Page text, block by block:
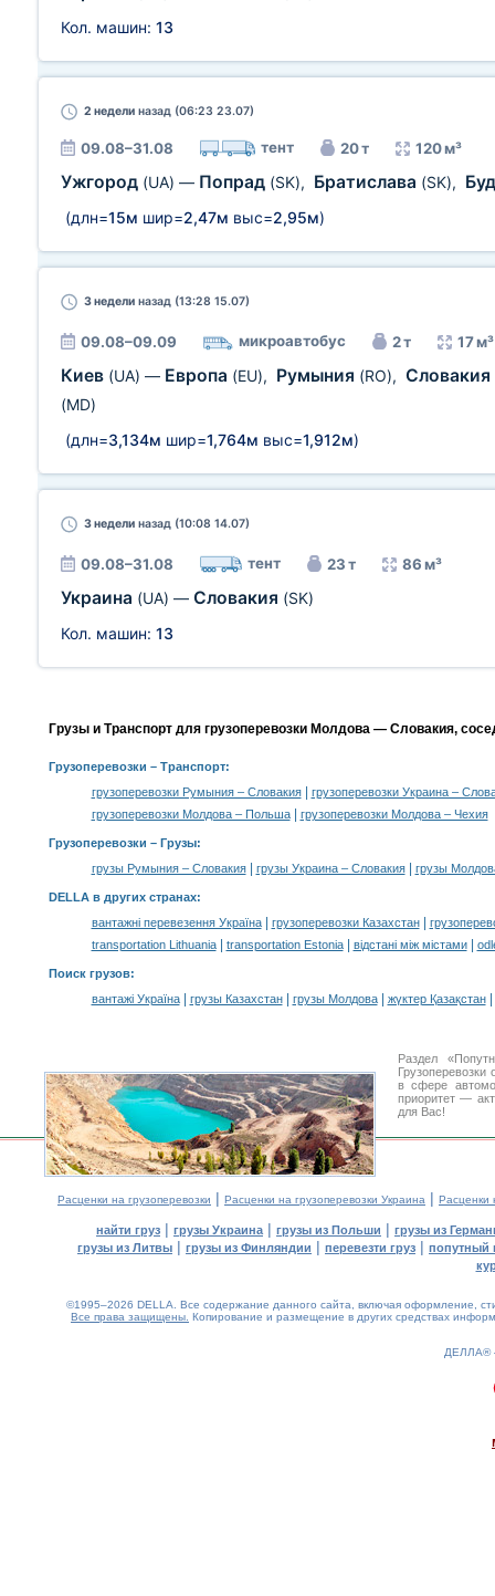
Кол. машин: 13
2 недели назад (06:23 23.07)
09.08–31.08 тент 20 т 120 м³
Ужгород (UA) — Попрад (SK), Братислава (SK),
(длн=15м шир=2,47м выс=2,95м)
3 недели назад (13:28 15.07)
09.08–09.09 микроавтобус 2 т 17 м³
Киев (UA) — Европа (EU), Румыния (RO), Словакия
(MD)
(длн=3,134м шир=1,764м выс=1,912м)
3 недели назад (10:08 14.07)
09.08–31.08 тент 23 т 86 м³
Украина (UA) — Словакия (SK)
Кол. машин: 13
Грузы и Транспорт для грузоперевозки Молдова — Словакия,
Грузоперевозки – Транспорт:
грузоперевозки Румыния – Словакия|
грузоперевозки Украина –
грузоперевозки Молдова – Польша| грузоперевозки Молдова – Чехия
Грузоперевозки – Грузы:
грузы Румыния – Словакия| грузы Украина – Словакия| грузы
DELLA в других странах:
вантажні перевезення Україна| грузоперевозки Казахстан|
transportation Lithuania| transportation Estonia| відстані між містами|
Поиск грузов:
вантажі Україна| грузы Казахстан| грузы Молдова| жүктер Қазақстан|
Раздел
в сфере
приоритет —
для Вас!
Расценки на грузоперевозки | Расценки на грузоперевозки Украина | Расценки
найти груз | грузы Украина | грузы из Польши | грузы из
грузы из Литвы | грузы из Финляндии | перевезти груз | попутный
©1995–2026 DELLA. Все содержание данного сайта, включая оформление,
Все права защищены. Копирование и размещение в других средствах